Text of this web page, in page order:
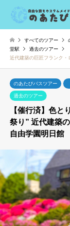
すべてのツアー
堂駅
過去のツアー
近代建築の巨匠フランク
のあたびバスツアー
過去のツアー
【催行済】色と
祭り” 近代建築
自由学園明日館